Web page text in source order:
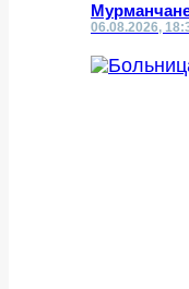
06.08.2026,